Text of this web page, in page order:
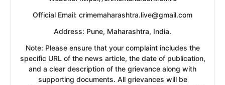
​Official Email: crimemaharashtra.live@gmail.com
​Address: Pune, Maharashtra, India.
​Note: Please ensure that your complaint includes the
specific URL of the news article, the date of publication,
and a clear description of the grievance along with
supporting documents. All grievances will be